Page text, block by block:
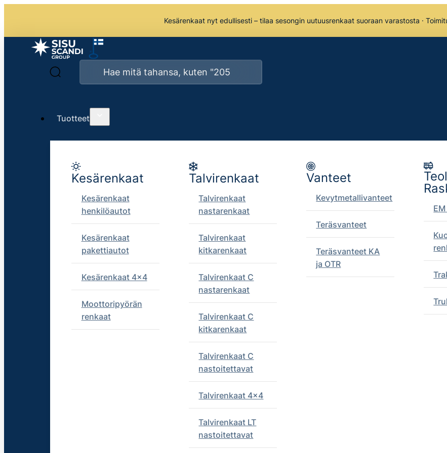
Kesärenkaat nyt edullisesti – tilaa sesongin uutuusrenkaat suoraan varastosta ·
Tuotteet
Kesärenkaat
Kesärenkaat
henkilöautot
Kesärenkaat
pakettiautot
Kesärenkaat 4x4
Moottoripyörän
renkaat
Talvirenkaat
Talvirenkaat
nastarenkaat
Talvirenkaat
kitkarenkaat
Talvirenkaat C
nastarenkaat
Talvirenkaat C
kitkarenkaat
Talvirenkaat C
nastoitettavat
Talvirenkaat 4x4
Talvirenkaat LT
nastoitettavat
Vanteet
Kevytmetallivanteet
Teräsvanteet
Teräsvanteet KA
ja OTR